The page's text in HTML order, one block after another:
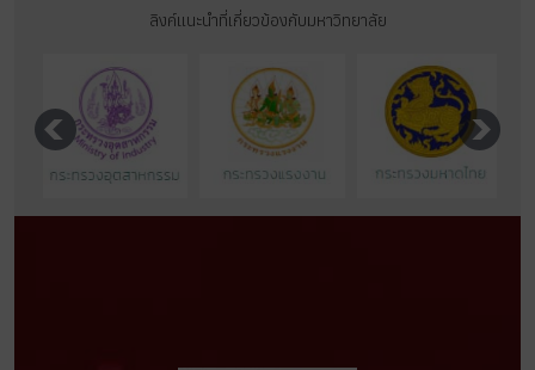
ลิงค์แนะนำที่เกี่ยวข้องกับมหาวิทยาลัย